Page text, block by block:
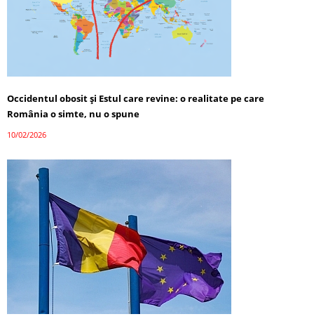
Occidentul obosit și Estul care revine: o realitate pe care
România o simte, nu o spune
10/02/2026